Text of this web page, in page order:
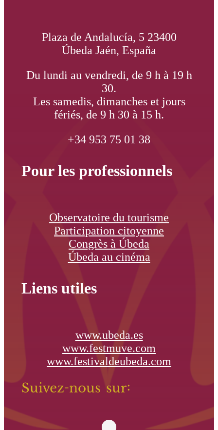
Plaza de Andalucía, 5 23400
Úbeda Jaén, España
Du lundi au vendredi, de 9 h à 19 h
30.
Les samedis, dimanches et jours
fériés, de 9 h 30 à 15 h.
+34 953 75 01 38
Pour les professionnels
Observatoire du tourisme
Participation citoyenne
Congrès à Úbeda
Úbeda au cinéma
Liens utiles
www.ubeda.es
www.festmuve.com
www.festivaldeubeda.com
Suivez-nous sur: